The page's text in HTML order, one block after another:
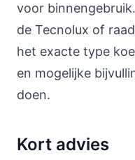
voor
de Tecnolux of
het exacte type
en mogelijke
doen.
Kort advies